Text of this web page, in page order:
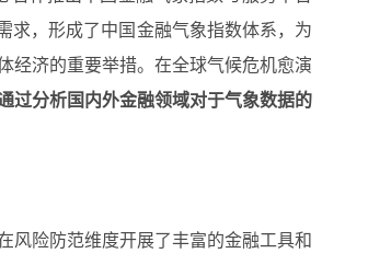
求，形成了中国金融气象指数体系，为
经济的重要举措。在全球气候危机愈演
过分析国内外金融领域对于气象数据的
风险防范维度开展了丰富的金融工具和